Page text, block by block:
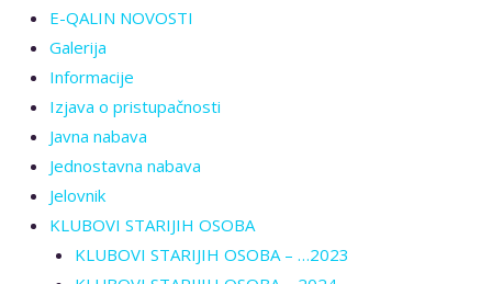
E-QALIN NOVOSTI
Galerija
Informacije
Izjava o pristupačnosti
Javna nabava
Jednostavna nabava
Jelovnik
KLUBOVI STARIJIH OSOBA
KLUBOVI STARIJIH OSOBA – …2023